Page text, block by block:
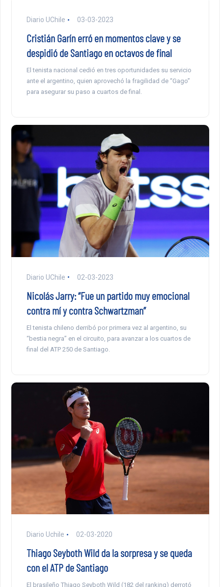
Diario UChile 03-03-2023
Cristián Garín erró en momentos clave y se
despidió de Santiago en octavos de final
El tenista nacional cedió en tres oportunidades su servicio
ante el argentino, quien aprovechó la fragilidad de “Gago”
para asegurar su paso a cuartos de final.
Diario UChile 02-03-2023
Nicolás Jarry: “Fue un partido muy emocional
contra mí y contra Schwartzman”
El tenista chileno derribó por primera vez al argentino, su
“bestia negra” en el circuito, para avanzar a los cuartos de
final del ATP 250 de Santiago.
Diario Uchile 02-03-2020
Thiago Seyboth Wild da la sorpresa y se queda
con el ATP de Santiago
El brasileño Thiago Seyboth Wild (182 del ranking) derrotó